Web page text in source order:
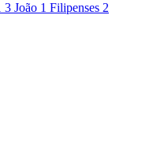
3 João 1 Filipenses 2